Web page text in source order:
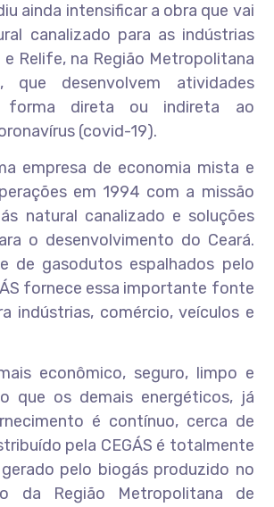
ainda intensificar a obra que vai
canalizado para as indústrias
e Relife, na Região Metropolitana
que desenvolvem atividades
forma direta ou indireta ao
(covid-19).
empresa de economia mista e
em 1994 com a missão
natural canalizado e soluções
o desenvolvimento do Ceará.
de gasodutos espalhados pelo
fornece essa importante fonte
indústrias, comércio, veículos e
econômico, seguro, limpo e
que os demais energéticos, já
é contínuo, cerca de
pela CEGÁS é totalmente
pelo biogás produzido no
da Região Metropolitana de